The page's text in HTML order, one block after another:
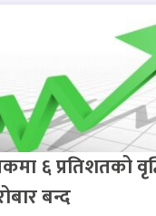
६ प्रतिशतको
बन्द